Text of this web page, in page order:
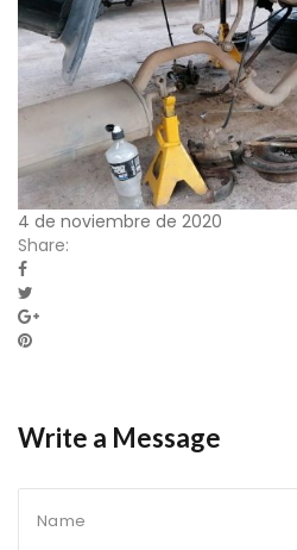
4 de noviembre de 2020
Share:
Write a Message